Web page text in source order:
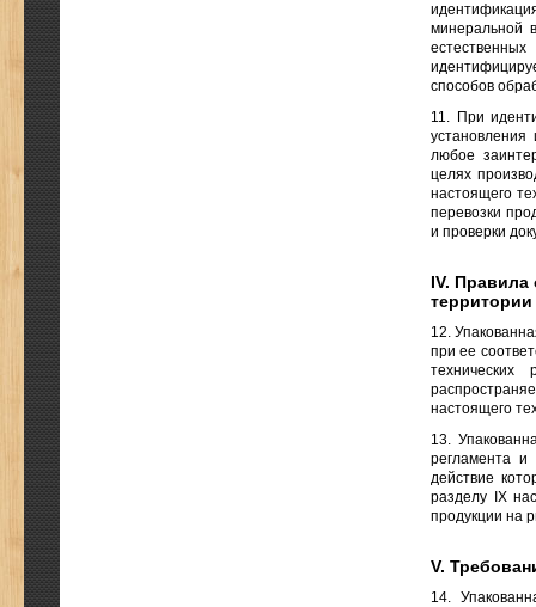
минеральной
способов
11. При
установления
любое
целях
настоящего
перевозки
и проверки
IV.
12.
при ее
настоящего
13.
регламента и
действие
разделу IX
продукции на
V.
14.